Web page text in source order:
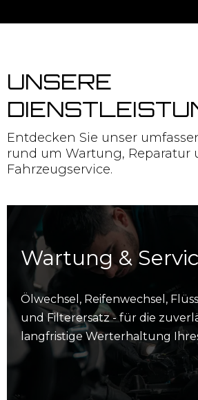
UNSERE
Entdecken Sie unser
rund um Wartung, Reparatur
Fahrzeugservice.
Wartung &
Ölwechsel, Reifenwechsel,
und Filterersatz - für die
langfristige Werterhaltung